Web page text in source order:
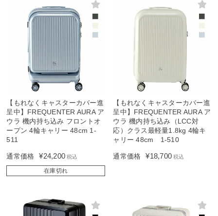
【もれなくキャスターカバー進
呈中】FREQUENTER AURA ア
ウラ 機内持ち込み フロントオ
ープン 4輪キャリー 48cm 1-
511
通常価格 ¥24,200 税込
在庫切れ
【もれなくキャスターカバー進
呈中】FREQUENTER AURA ア
ウラ 機内持ち込み（LCC対
応）クラス最軽量1.8kg 4輪キ
ャリー 48cm 1-510
通常価格 ¥18,700 税込